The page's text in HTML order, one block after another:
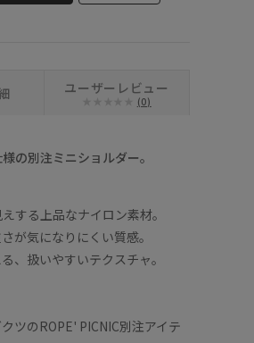
ユーザーレビュー
(0)
の別注ミニショルダー。
する上品なナイロン素材。
が気になりにくい質感。
、扱いやすいテクスチャ。
ツのROPE' PICNIC別注アイテ